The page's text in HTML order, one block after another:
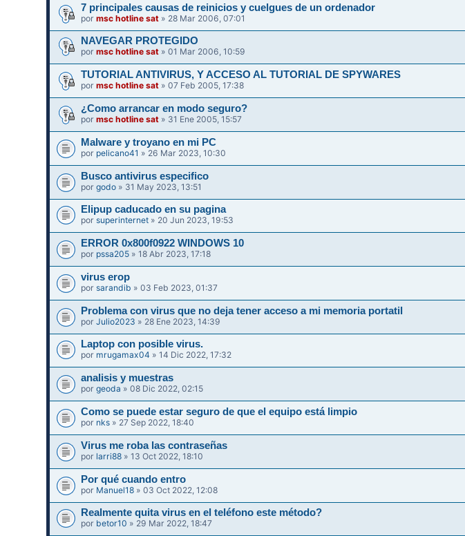
7 principales causas de reinicios y cuelgues de un ordenador
pormsc hotline sat » 28 Mar 2006, 07:01
NAVEGAR PROTEGIDO
pormsc hotline sat » 01 Mar 2006, 10:59
TUTORIAL ANTIVIRUS, Y ACCESO AL TUTORIAL DE SPYWARES
pormsc hotline sat » 07 Feb 2005, 17:38
¿Como arrancar en modo seguro?
pormsc hotline sat » 31 Ene 2005, 15:57
Malware y troyano en mi PC
por pelicano41 » 26 Mar 2023, 10:30
Busco antivirus especifico
porgodo » 31 May 2023, 13:51
Elipup caducado en su pagina
porsuperinternet » 20 Jun 2023, 19:53
ERROR 0x800f0922 WINDOWS 10
por pssa205 » 18 Abr 2023, 17:18
virus erop
porsarandib » 03 Feb 2023, 01:37
Problema con virus que no deja tener acceso a mi memoria portatil
porJulio2023 » 28 Ene 2023, 14:39
Laptop con posible virus.
por mrugamax04 » 14 Dic 2022, 17:32
analisis y muestras
porgeoda » 08 Dic 2022, 02:15
Como se puede estar seguro de que el equipo está limpio
por nks » 27 Sep 2022, 18:40
Virus me roba las contraseñas
por larri88 » 13 Oct 2022, 18:10
Por qué cuando entro
por Manuel18 » 03 Oct 2022, 12:08
Realmente quita virus en el teléfono este método?
por betor10 » 29 Mar 2022, 18:47